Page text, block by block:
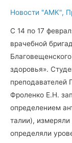
Новости "АМК",
С 14 по 17
врачебной
здоровья».
Фроленко Е.Н.
определением
талии), измеряли
определяли